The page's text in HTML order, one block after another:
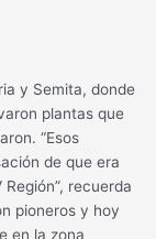
y Semita, donde
plantas que
“Esos
de que era
recuerda
pioneros y hoy
en la zona